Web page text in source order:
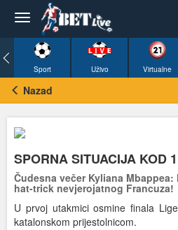
Sport Uživo Virtualne
Nazad
SPORNA SITUACIJA KOD
Čudesna večer Kyliana
hat-trick nevjerojatnog Francuza!
U prvoj utakmici osmine finala
katalonskom prijestolnicom.